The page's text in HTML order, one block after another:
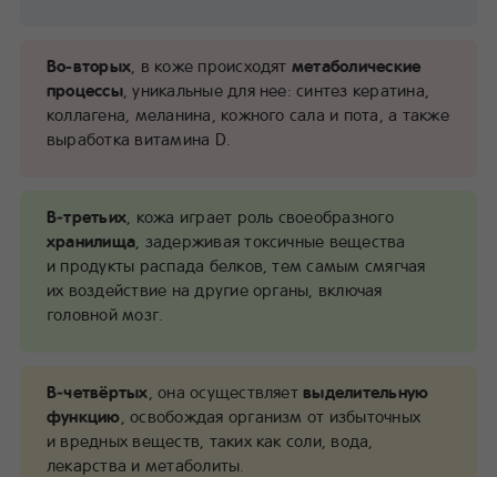
Во-вторых , в коже происходят метаболические
процессы, уникальные для нее: синтез кератина,
коллагена, меланина, кожного сала и пота, а также
выработка витамина D.
В‑третьих , кожа играет роль своеобразного
хранилища , задерживая токсичные вещества
и продукты распада белков, тем самым смягчая
их воздействие на другие органы, включая
головной мозг.
В‑четвёртых , она осуществляетвыделительную
функцию , освобождая организм от избыточных
и вредных веществ, таких как соли, вода,
лекарства и метаболиты.